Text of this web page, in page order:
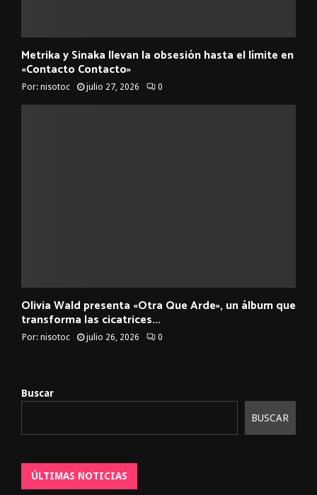
Metrika y Sinaka llevan la obsesión hasta el límite en
«Contacto Contacto»
Por: nisotoc julio 27, 2026 0
Olivia Wald presenta «Otra Que Arde», un álbum que
transforma las cicatrices...
Por: nisotoc julio 26, 2026 0
Buscar
BUSCAR
ÚLTIMAS NOTICIAS